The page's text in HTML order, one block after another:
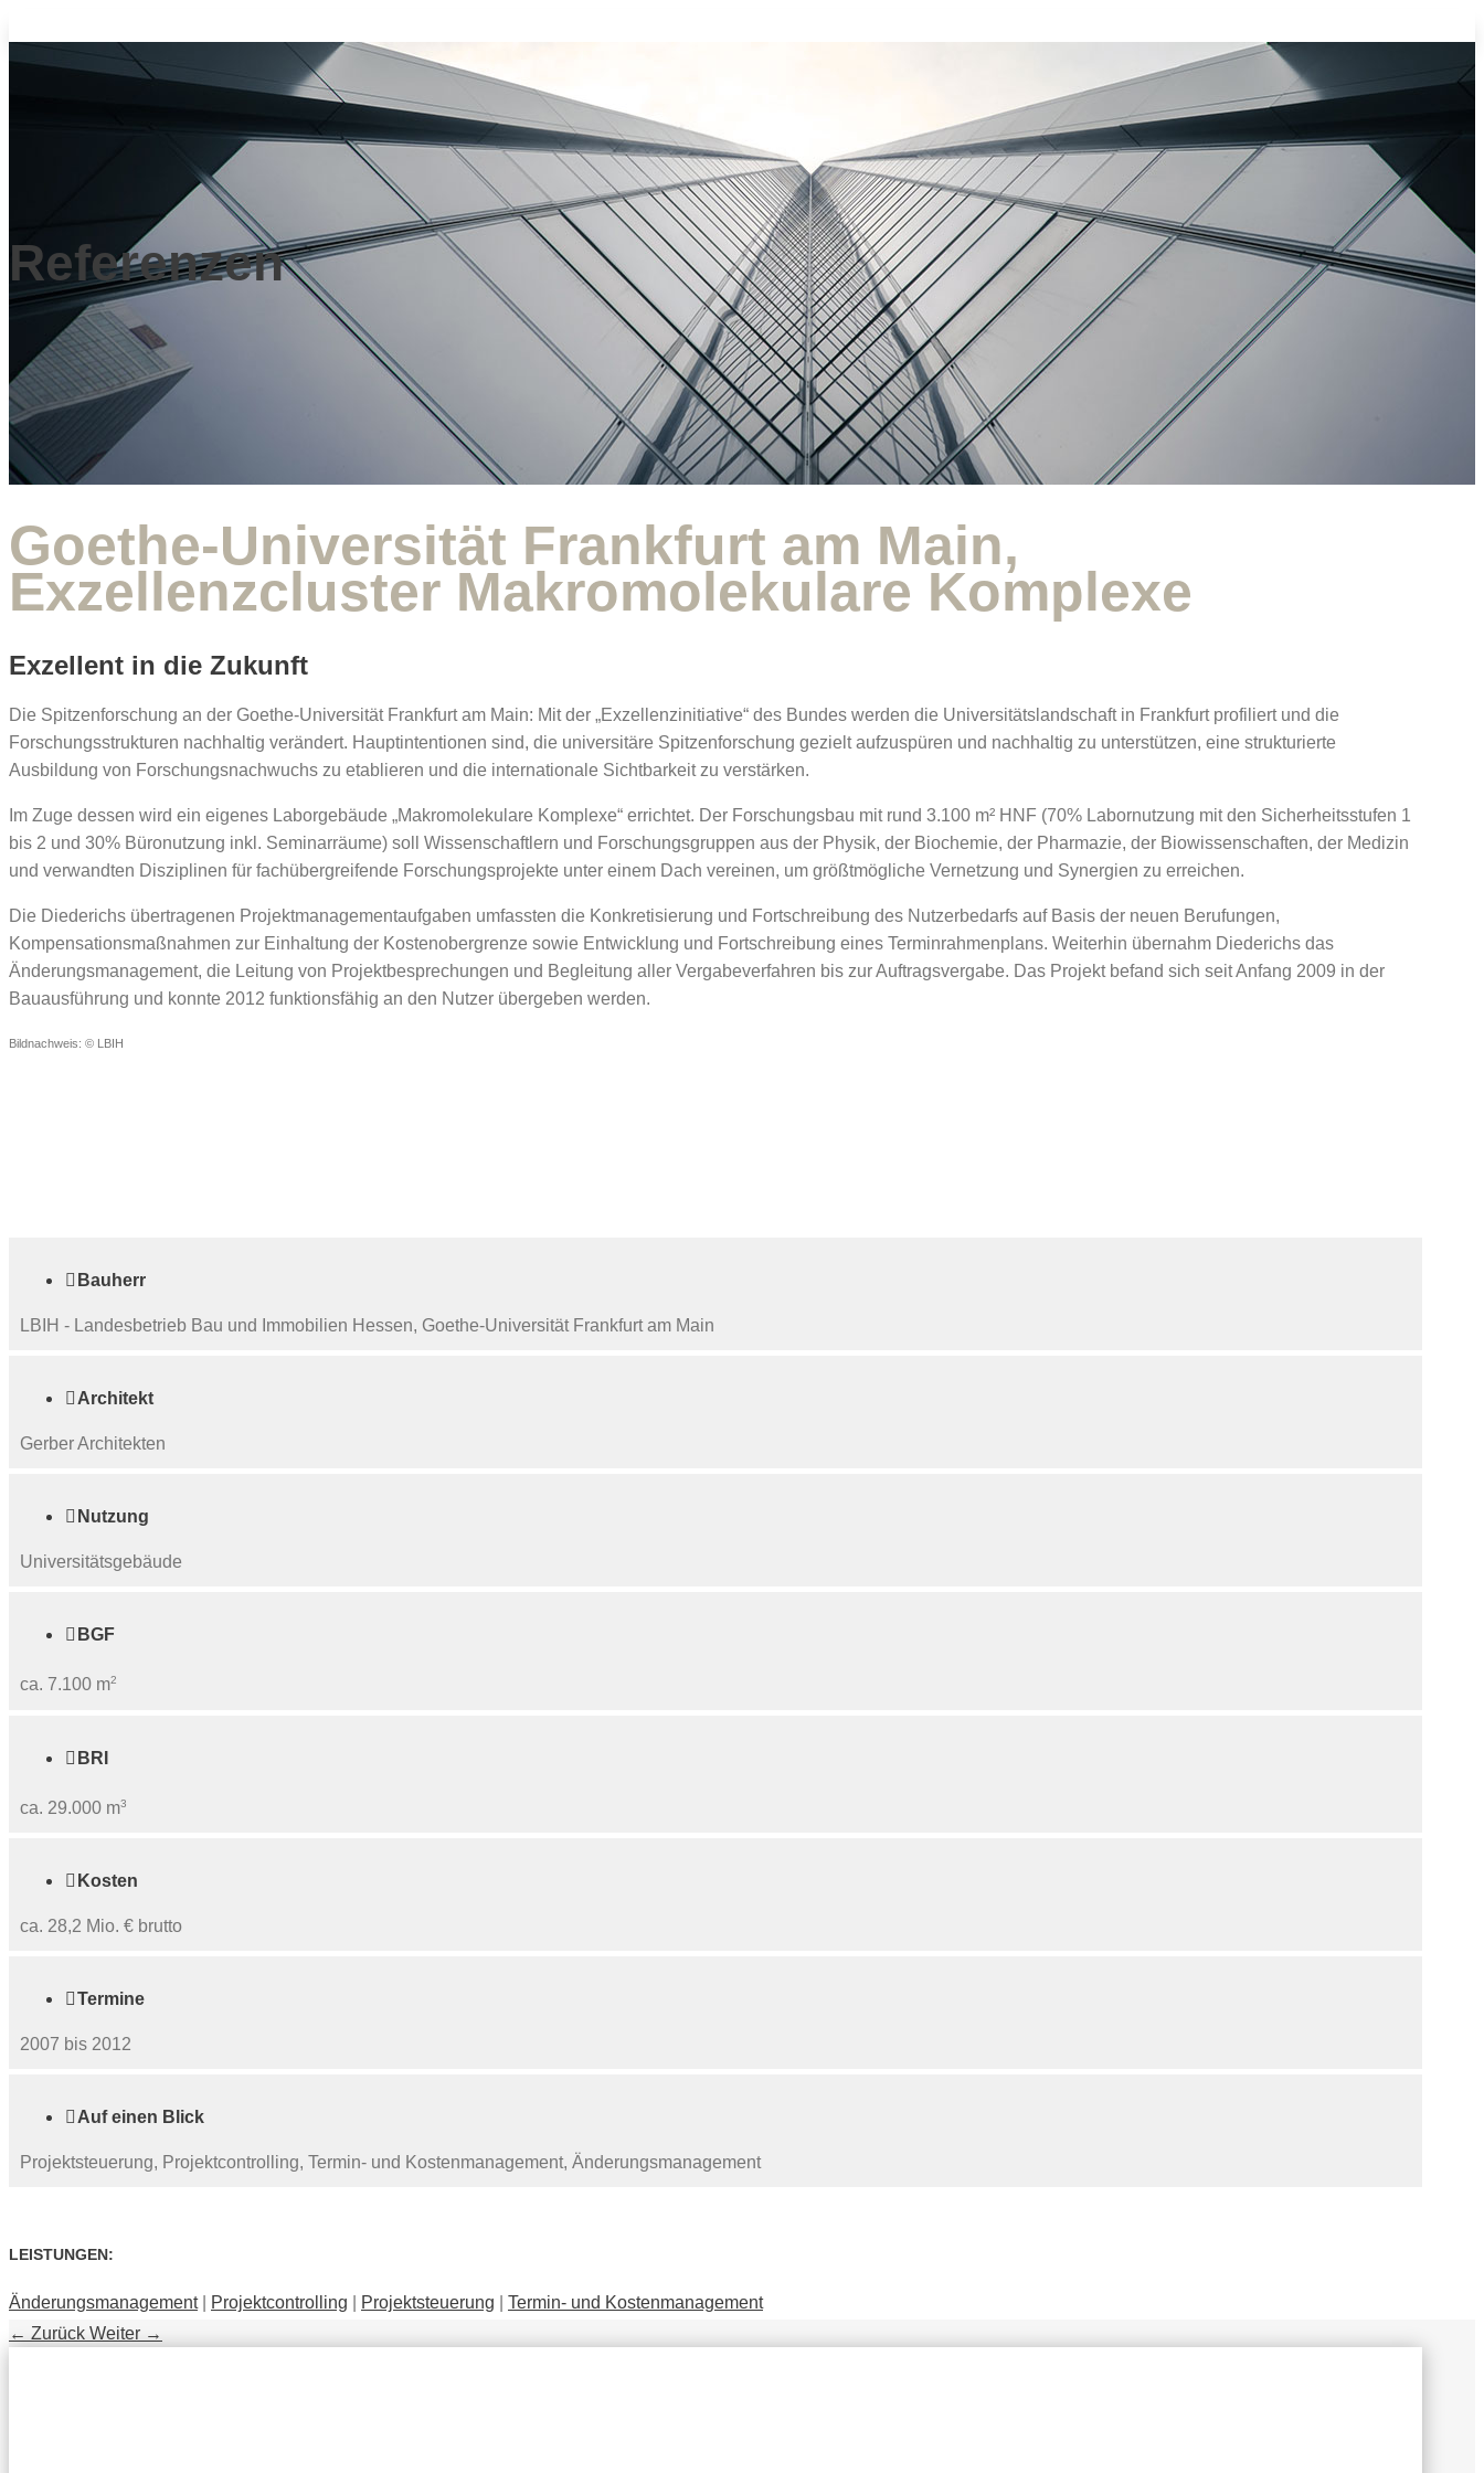
Referenzen
Goethe-Universität Frankfurt am Main,
Exzellenzcluster Makromolekulare Komplexe
Exzellent in die Zukunft
Die Spitzenforschung an der Goethe-Universität Frankfurt am Main: Mit der „Exzellenzinitiative“ des Bundes werden die Universitätslandschaft in Frankfurt profiliert und die
Forschungsstrukturen nachhaltig verändert. Hauptintentionen sind, die universitäre Spitzenforschung gezielt aufzuspüren und nachhaltig zu unterstützen, eine strukturierte
Ausbildung von Forschungsnachwuchs zu etablieren und die internationale Sichtbarkeit zu verstärken.
Im Zuge dessen wird ein eigenes Laborgebäude „Makromolekulare Komplexe“ errichtet. Der Forschungsbau mit rund 3.100 m² HNF (70% Labornutzung mit den Sicherheitsstufen 1
bis 2 und 30% Büronutzung inkl. Seminarräume) soll Wissenschaftlern und Forschungsgruppen aus der Physik, der Biochemie, der Pharmazie, der Biowissenschaften, der Medizin
und verwandten Disziplinen für fachübergreifende Forschungsprojekte unter einem Dach vereinen, um größtmögliche Vernetzung und Synergien zu erreichen.
Die Diederichs übertragenen Projektmanagementaufgaben umfassten die Konkretisierung und Fortschreibung des Nutzerbedarfs auf Basis der neuen Berufungen,
Kompensationsmaßnahmen zur Einhaltung der Kostenobergrenze sowie Entwicklung und Fortschreibung eines Terminrahmenplans. Weiterhin übernahm Diederichs das
Änderungsmanagement, die Leitung von Projektbesprechungen und Begleitung aller Vergabeverfahren bis zur Auftragsvergabe. Das Projekt befand sich seit Anfang 2009 in der
Bauausführung und konnte 2012 funktionsfähig an den Nutzer übergeben werden.
Bildnachweis: © LBIH
 Bauherr
LBIH - Landesbetrieb Bau und Immobilien Hessen, Goethe-Universität Frankfurt am Main
 Architekt
Gerber Architekten
 Nutzung
Universitätsgebäude
 BGF
ca. 7.100 m2
 BRI
ca. 29.000 m3
 Kosten
ca. 28,2 Mio. € brutto
Termine
2007 bis 2012
 Auf einen Blick
Projektsteuerung, Projektcontrolling, Termin- und Kostenmanagement, Änderungsmanagement
LEISTUNGEN:
Änderungsmanagement| Projektcontrolling Projektsteuerung
Termin- und Kostenmanagement
← Zurück Weiter →